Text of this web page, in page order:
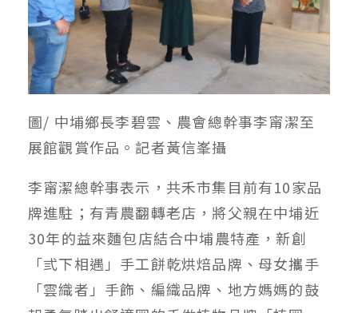
圖/ 中埔鄉長李碧雲、農會總幹事李甯潔至
展館觀賞作品。記者黃信峯攝
李甯潔總幹事表示，共禾市集目前有10家品
牌進駐；有青農翻轉老店，將父親在中埔近
30年的益來麵包店結合中埔農特產，新創
「弎下相遇」手工餅乾烘焙品牌、母女攜手
「雲織者」手飾、編織品牌、地方媽媽的鼓